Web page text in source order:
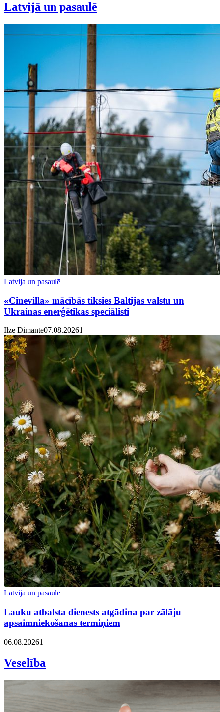
Latvijā un pasaulē
Latvija un pasaulē
«Cinevilla» mācībās tiksies Baltijas valstu un
Ukrainas enerģētikas speciālisti
Ilze Dimante07.08.20261
Latvija un pasaulē
Lauku atbalsta dienests atgādina par zālāju
apsaimniekošanas termiņiem
06.08.20261
Veselība